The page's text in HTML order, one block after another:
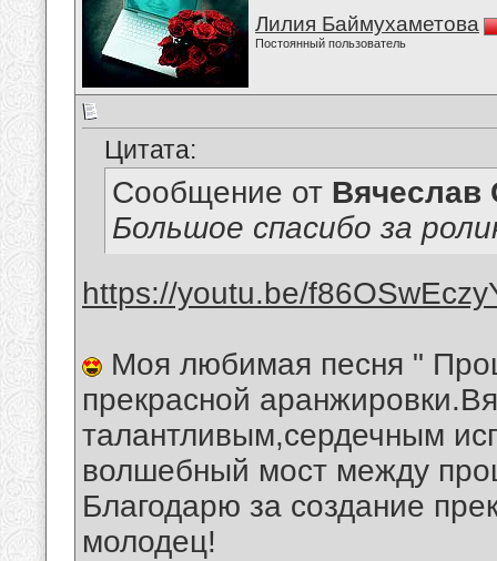
Лилия Баймухаметова
Постоянный пользователь
Цитата:
Сообщение от Вячеслав
Большое спасибо за
https://youtu.be/
Моя любимая песня "
прекрасной
талантливым,сердечным
волшебный мост между
Благодарю за создание
молодец!